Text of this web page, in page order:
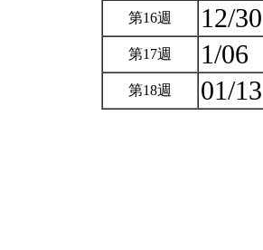
第16週 12/30
第17週 1/06
第18週 01/13